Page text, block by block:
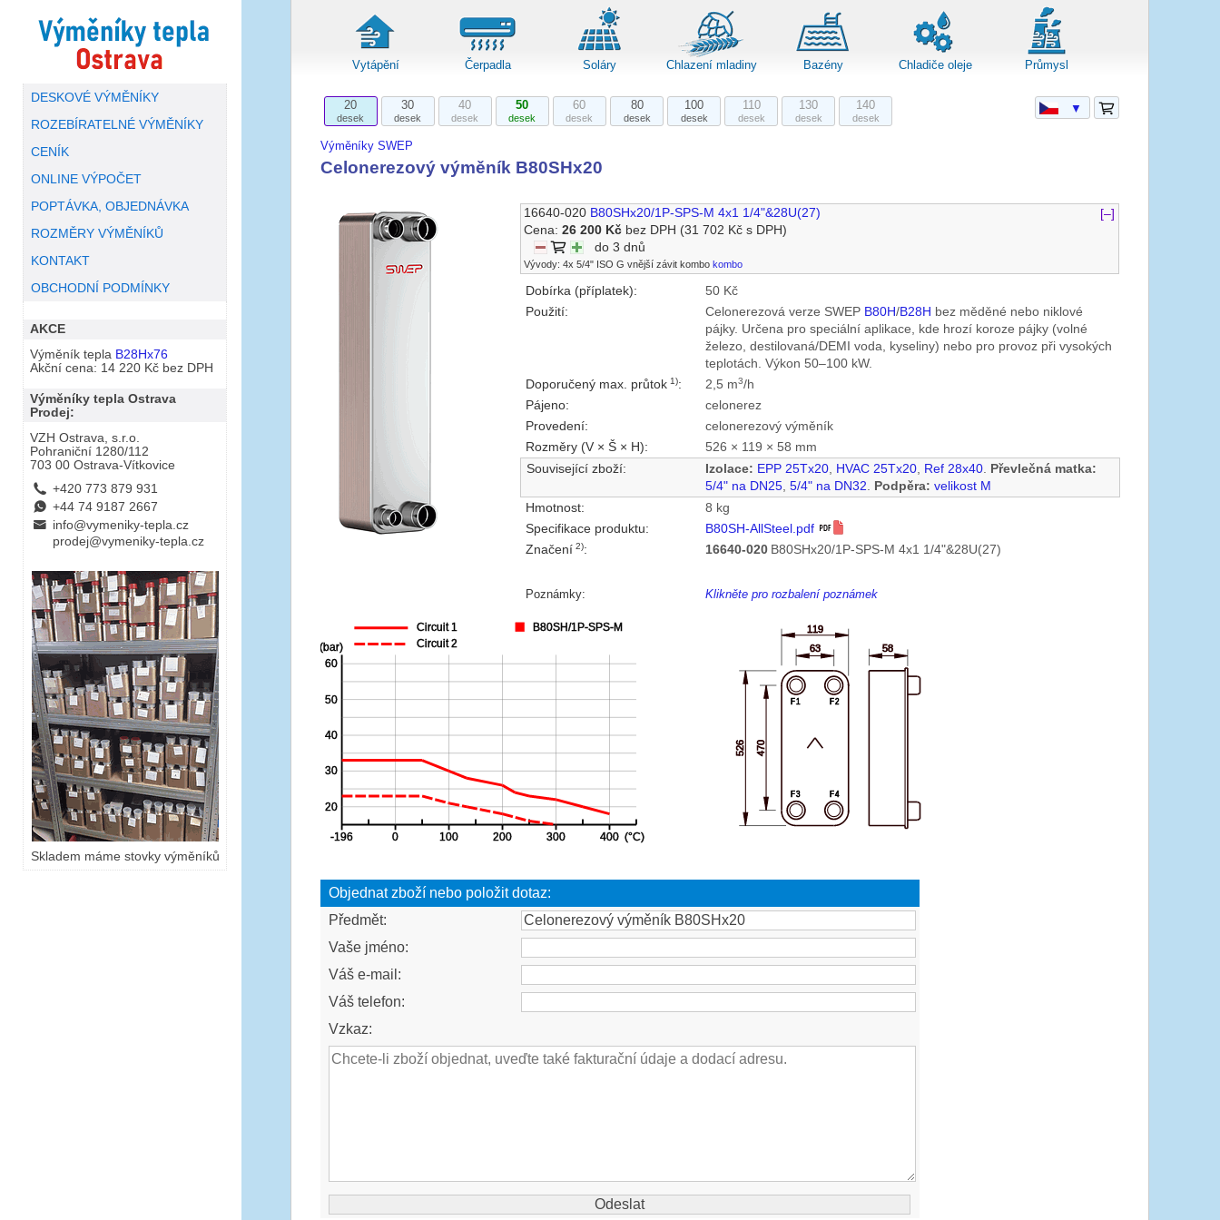
DESKOVÉ VÝMĚNÍKY
ROZEBÍRATELNÉ VÝMĚNÍKY
CENÍK
ONLINE VÝPOČET
POPTÁVKA, OBJEDNÁVKA
ROZMĚRY VÝMĚNÍKŮ
KONTAKT
OBCHODNÍ PODMÍNKY
AKCE
Výměník tepla B28Hx76
Akční cena: 14 220 Kč bez DPH
Výměníky tepla Ostrava
Prodej:
VZH Ostrava, s.r.o.
Pohraniční 1280/112
703 00 Ostrava-Vítkovice
L +420 773 879 931
E +44 74 9187 2667
B info@vymeniky-tepla.cz
prodej@vymeniky-tepla.cz
Skladem máme stovky výměníků
Vytápění Čerpadla Soláry Chlazení mladiny Bazény Chladiče oleje Průmysl
20
desek
30
desek
40
desek
50
desek
60
desek
80
desek
100
desek
110
desek
130
desek
140
desek
Výměníky SWEP
Celonerezový výměník B80SHx20
16640-020 B80SHx20/1P-SPS-M 4x1 1/4"&28U(27)
[–]
Cena: 26 200 Kčbez DPH (31 702 Kč s DPH)
do 3 dnů
Vývody: 4x 5/4" ISO G vnější závit kombo kombo
Dobírka (příplatek):
50 Kč
Použití:
Celonerezová verze SWEP B80H/B28H bez měděné nebo niklové
pájky. Určena pro speciální aplikace, kde hrozí koroze pájky (volné
železo, destilovaná/DEMI voda, kyseliny) nebo pro provoz při vysokých
teplotách. Výkon 50–100 kW.
Doporučený max. průtok 1): 2,5 m3/h
Pájeno:
celonerez
Provedení:
celonerezový výměník
Rozměry (V × Š × H):
526 × 119 × 58 mm
Související zboží:
Izolace: EPP 25Tx20, HVAC 25Tx20, Ref 28x40. Převlečná matka:
5/4" na DN25,5/4" na DN32. Podpěra: velikost M
Hmotnost:
8 kg
Specifikace produktu:
B80SH-AllSteel.pdf
Značení 2): 16640-020 B80SHx20/1P-SPS-M 4x1 1/4"&28U(27)
Poznámky: Klikněte pro rozbalení poznámek
Objednat zboží nebo položit dotaz:
Předmět:
Vaše jméno:
Váš e-mail:
Váš telefon:
Vzkaz:
▼